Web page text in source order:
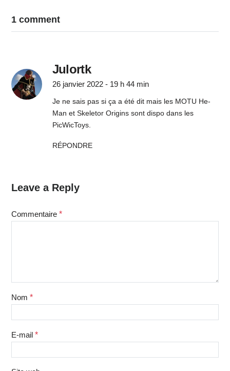
1 comment
Julortk
26 janvier 2022 - 19 h 44 min
Je ne sais pas si ça a été dit mais les MOTU He-
Man et Skeletor Origins sont dispo dans les
PicWicToys.
RÉPONDRE
Leave a Reply
Commentaire *
Nom *
E-mail *